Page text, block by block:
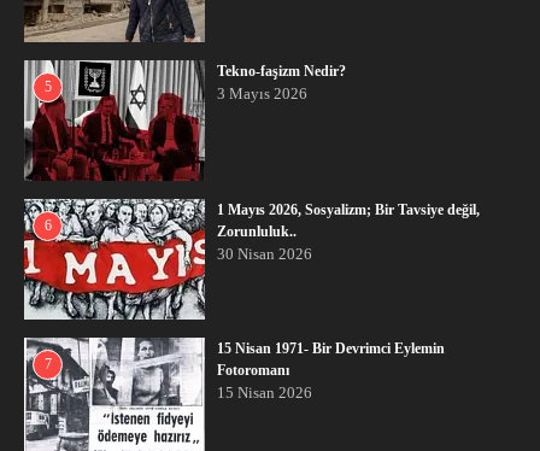
5
Tekno-faşizm Nedir?
3 Mayıs 2026
6
1 Mayıs 2026, Sosyalizm; Bir Tavsiye değil,
Zorunluluk..
30 Nisan 2026
7
15 Nisan 1971- Bir Devrimci Eylemin
Fotoromanı
15 Nisan 2026